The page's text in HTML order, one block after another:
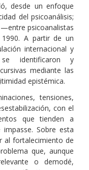
desde un enfoque
del psicoanálisis;
psicoanalistas
A partir de un
internacional y
identificaron y
mediante las
epistémica.
tensiones,
con el
que tienden a
Sobre esta
al fortalecimiento de
que, aunque
o demodé,